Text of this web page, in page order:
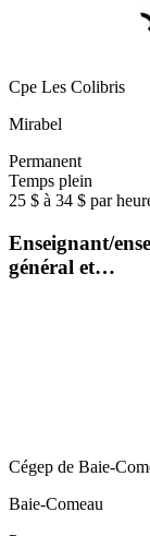
Cpe Les Colibris
Mirabel
Permanent
Temps plein
25 $ à 34 $ par
Enseignant/
général et…
Cégep de Baie-
Baie-Comeau